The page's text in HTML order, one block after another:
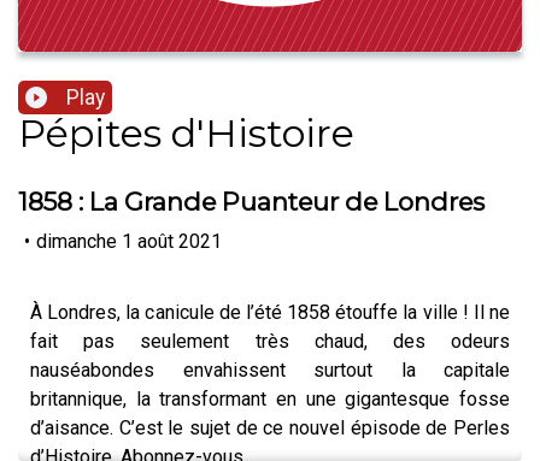
Play
Pépites d'Histoire
1858 : La Grande Puanteur de Londres
• dimanche 1 août 2021
À Londres, la canicule de l’été 1858 étouffe la ville ! Il ne
fait pas seulement très chaud, des odeurs
nauséabondes envahissent surtout la capitale
britannique, la transformant en une gigantesque fosse
d’aisance. C’est le sujet de ce nouvel épisode de Perles